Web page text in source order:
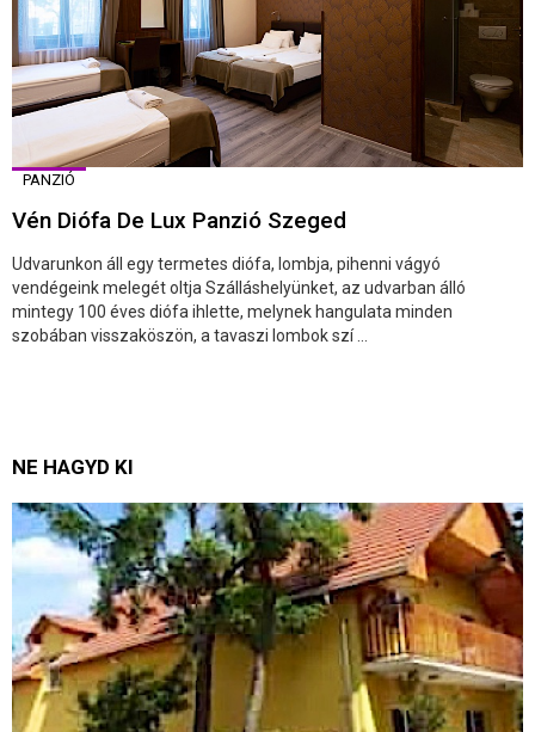
PANZIÓ
Vén Diófa De Lux Panzió Szeged
Udvarunkon áll egy termetes diófa, lombja, pihenni vágyó
vendégeink melegét oltja Szálláshelyünket, az udvarban álló
mintegy 100 éves diófa ihlette, melynek hangulata minden
szobában visszaköszön, a tavaszi lombok szí ...
NE HAGYD KI